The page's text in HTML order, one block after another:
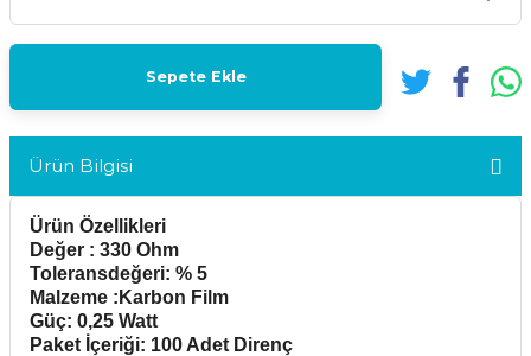
Sepete Ekle
Ürün Bilgisi
Ürün Özellikleri
Değer : 330 Ohm
Toleransdeğeri: % 5
Malzeme :Karbon Film
Güç: 0,25 Watt
Paket İçeriği: 100 Adet Direnç